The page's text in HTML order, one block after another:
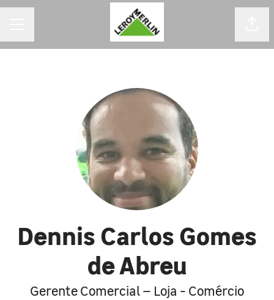
Dennis Carlos Gomes
de Abreu
Gerente Comercial – Loja - Comércio